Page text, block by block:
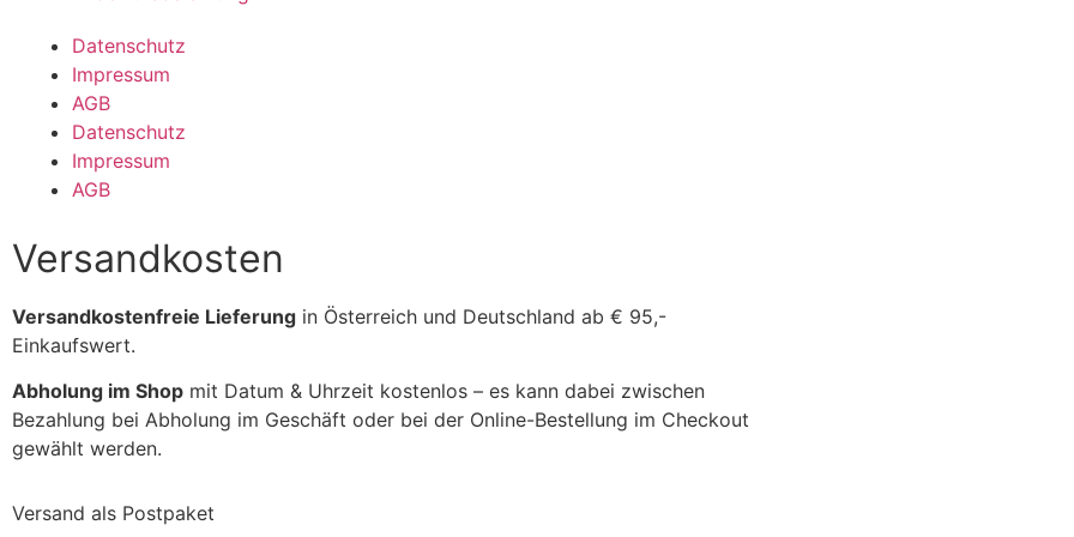
Datenschutz
Impressum
AGB
Datenschutz
Impressum
AGB
Versandkosten
Versandkostenfreie Lieferung in Österreich und Deutschland ab € 95,-
Einkaufswert.
Abholung im Shop mit Datum & Uhrzeit kostenlos – es kann dabei zwischen
Bezahlung bei Abholung im Geschäft oder bei der Online-Bestellung im Checkout
gewählt werden.
Versand als Postpaket